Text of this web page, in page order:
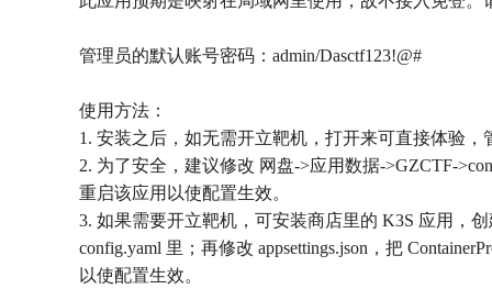
管理员的默认账号密码：admin/Dasctf123!@#
使用方法：
1. 安装之后，如无需开立靶机，打开来可直接体验，
2. 为了安全，建议修改 网盘->应用数据->GZCTF-
重启该应用以使配置生效。
3. 如果需要开立靶机，可安装商店里的 K3S 应用，
config.yaml 里；再修改 appsettings.json，把
以使配置生效。